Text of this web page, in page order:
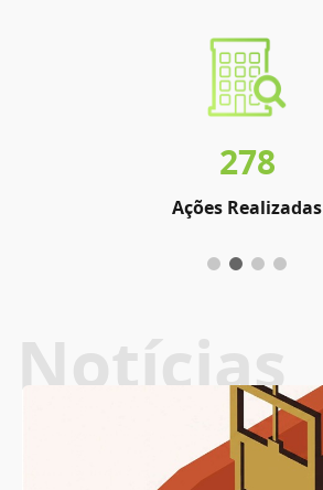
278
Ações Realizadas
Notícias